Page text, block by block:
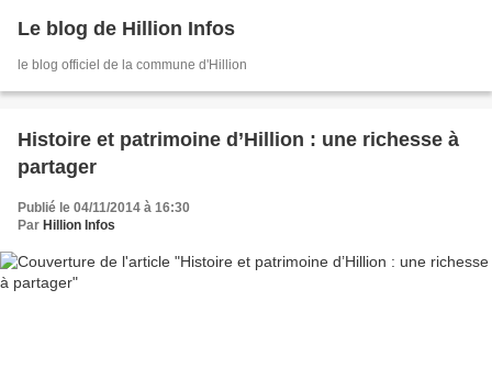
Le blog de Hillion Infos
le blog officiel de la commune d'Hillion
Histoire et patrimoine d’Hillion : une richesse à
partager
Publié le 04/11/2014 à 16:30
Par Hillion Infos